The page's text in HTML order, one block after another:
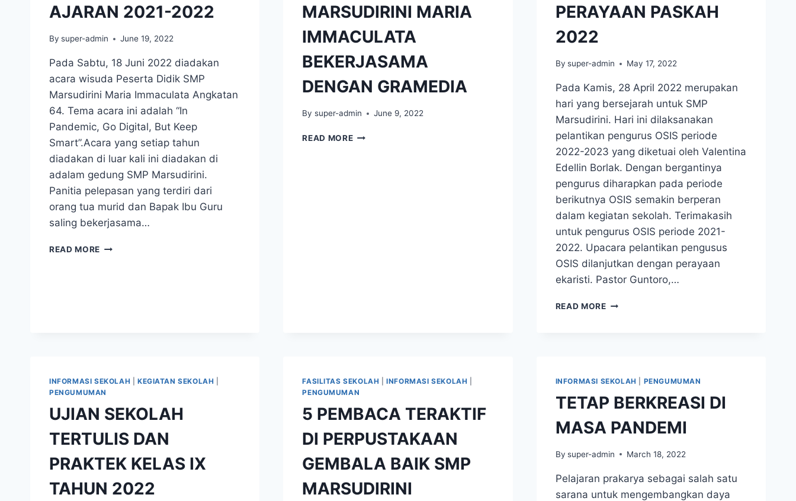
AJARAN 2021-2022
By super-admin June 19, 2022
Pada Sabtu, 18 Juni 2022 diadakan
acara wisuda Peserta Didik SMP
Marsudirini Maria Immaculata Angkatan
64. Tema acara ini adalah “In
Pandemic, Go Digital, But Keep
Smart”.Acara yang setiap tahun
diadakan di luar kali ini diadakan di
adalam gedung SMP Marsudirini.
Panitia pelepasan yang terdiri dari
orang tua murid dan Bapak Ibu Guru
saling bekerjasama…
READ MORE PELEPASAN
MARSUDIRINI MARIA
IMMACULATA
BEKERJASAMA
DENGAN GRAMEDIA
By super-admin June 9, 2022
READ MOREJUMPA
PERAYAAN PASKAH
2022
By super-admin May 17, 2022
Pada Kamis, 28 April 2022 merupakan
hari yang bersejarah untuk SMP
Marsudirini. Hari ini dilaksanakan
pelantikan pengurus OSIS periode
2022-2023 yang diketuai oleh Valentina
Edellin Borlak. Dengan bergantinya
pengurus diharapkan pada periode
berikutnya OSIS semakin berperan
dalam kegiatan sekolah. Terimakasih
untuk pengurus OSIS periode 2021-
2022. Upacara pelantikan pengusus
OSIS dilanjutkan dengan perayaan
ekaristi. Pastor Guntoro,…
READ MOREPELANTIKAN
2022
INFORMASI SEKOLAH KEGIATAN SEKOLAH
PENGUMUMAN
UJIAN SEKOLAH
TERTULIS DAN
PRAKTEK KELAS IX
TAHUN 2022
FASILITAS SEKOLAH |INFORMASI SEKOLAH
PENGUMUMAN
5 PEMBACA TERAKTIF
DI PERPUSTAKAAN
GEMBALA BAIK SMP
MARSUDIRINI
INFORMASI SEKOLAH PENGUMUMAN
TETAP BERKREASI DI
MASA PANDEMI
By super-admin March 18, 2022
Pelajaran prakarya sebagai salah satu
sarana untuk mengembangkan daya